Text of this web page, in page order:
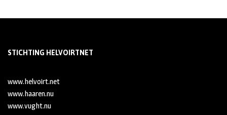
STICHTING HELVOIRTNET
www.helvoirt.net
www.haaren.nu
www.vught.nu